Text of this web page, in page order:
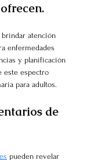
brindar atención
enfermedades
y planificación
este espectro
para adultos.
de
pueden revelar